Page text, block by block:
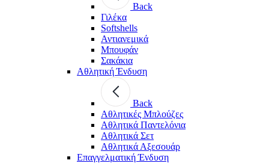
Back
Γιλέκα
Softshells
Αντιανεμικά
Μπουφάν
Σακάκια
Αθλητική Ένδυση
Back
Aθλητικές Μπλούζες
Αθλητικά Παντελόνια
Αθλητικά Σετ
Αθλητικά Αξεσουάρ
Επαγγελματική Ένδυση